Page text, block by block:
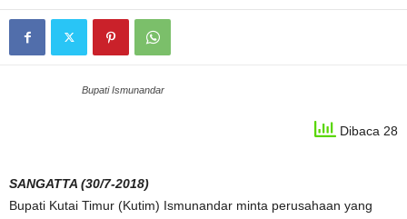
Bupati Ismunandar
Dibaca 28
SANGATTA (30/7-2018)
Bupati Kutai Timur (Kutim) Ismunandar minta perusahaan yang